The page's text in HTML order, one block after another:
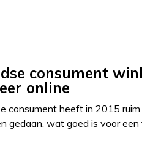
consument
online
consument heeft in 2015
gedaan, wat goed is voor